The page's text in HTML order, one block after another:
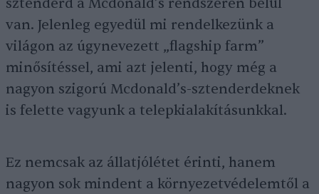
sztenderd a Mcdonald’s rendszerén belül
van. Jelenleg egyedül mi rendelkezünk a
világon az úgynevezett „flagship farm”
minősítéssel, ami azt jelenti, hogy még a
nagyon szigorú Mcdonald’s-sztenderdeknek
is felette vagyunk a telepkialakításunkkal.
Ez nemcsak az állatjólétet érinti, hanem
nagyon sok mindent a környezetvédelemtől a